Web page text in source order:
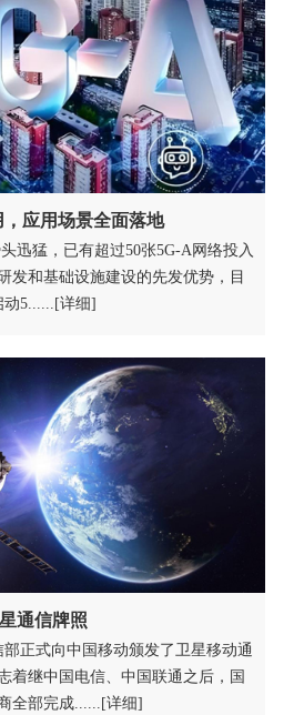
应用场景全面落地
迅猛，已有超过50张5G-A网络投入
发和基础设施建设的先发优势，目
动5......[详细]
通信牌照
部正式向中国移动颁发了卫星移动通
着继中国电信、中国联通之后，国
全部完成......[详细]